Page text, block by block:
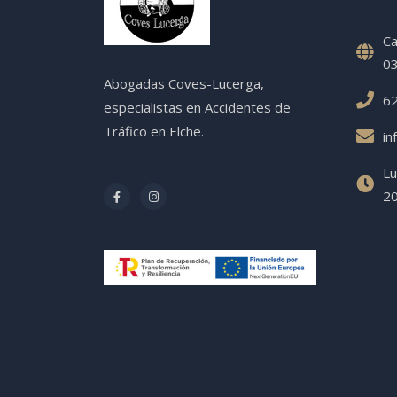
Abogadas Coves-Lucerga,
especialistas en Accidentes de
Tráfico en Elche.